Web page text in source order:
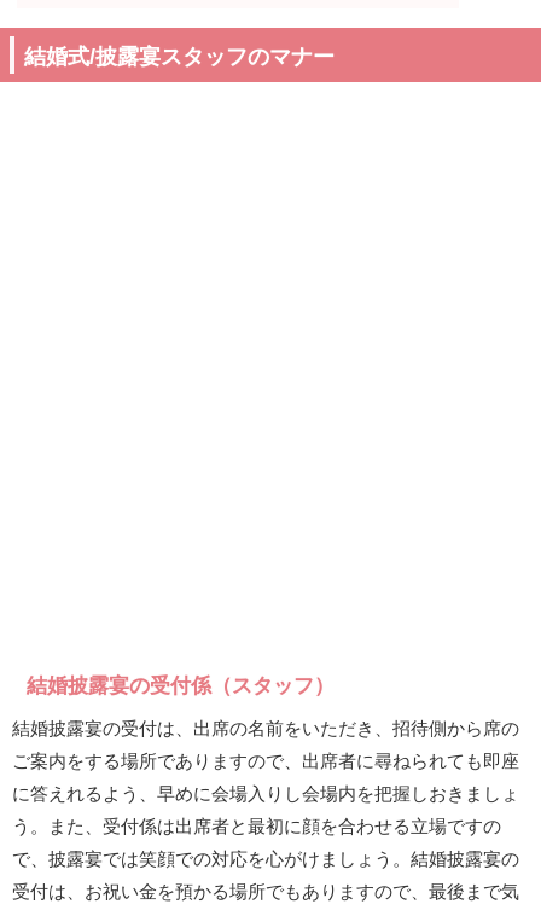
結婚式/披露宴スタッフのマナー
結婚披露宴の受付係（スタッフ）
結婚披露宴の受付は、出席の名前をいただき、招待側から席の
ご案内をする場所でありますので、出席者に尋ねられても即座
に答えれるよう、早めに会場入りし会場内を把握しおきましょ
う。また、受付係は出席者と最初に顔を合わせる立場ですの
で、披露宴では笑顔での対応を心がけましょう。結婚披露宴の
受付は、お祝い金を預かる場所でもありますので、最後まで気